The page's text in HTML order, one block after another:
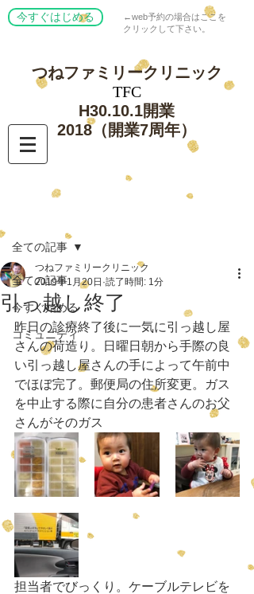
今すぐはじめる
←web予約の場合はここを
クリックして下さい。
つねファミリークリニック
​TFC
​H30.10.1開業
​2018（開業7周年）
全ての記事
今すぐ始める
コミュニティ
全ての記事
引っ越し終了
つねファミリークリニック
2019年1月20日 読了時間: 1分
昨日の診療終了後に一気に引っ越し屋
さんの荷造り。日曜日朝から手際の良
い引っ越し屋さんの手によって午前中
でほぼ完了。郵便局の住所変更。ガス
を中止する際に自分の患者さんのお父
さんがそのガス
担当者でびっくり。ケーブルテレビを